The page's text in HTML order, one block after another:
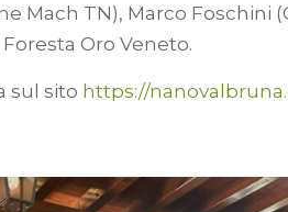
Mach TN), Marco Foschini
Oro Veneto.
sul sito https://